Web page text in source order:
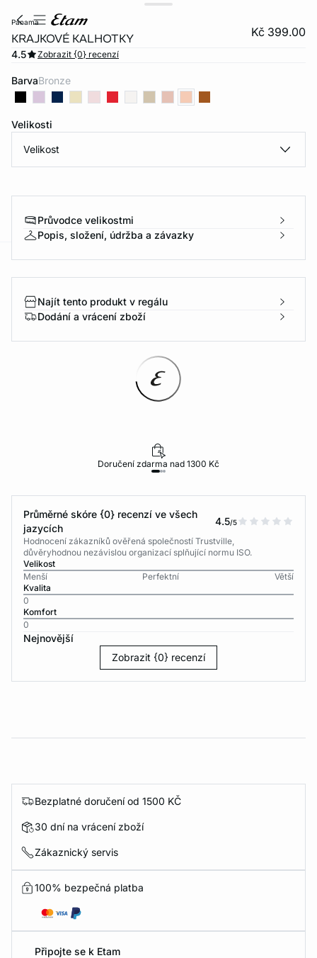
panama
KRAJKOVÉ KALHOTKY Kč 399.00
4.5 Zobrazit {0} recenzí
Barva bronze
Velikosti
Velikost
Průvodce velikostmi
Popis, složení, údržba a závazky
Najít tento produkt v regálu
Dodání a vrácení zboží
Doručení zdarma nad 1300 Kč
Průměrné skóre {0} recenzí ve všech
jazycích
4.5/5
Hodnocení zákazníků ověřená společností Trustville,
důvěryhodnou nezávislou organizací splňující normu ISO.
Velikost
Menší
Perfektní
Větší
Kvalita
0
Komfort
0
Nejnovější
Zobrazit {0} recenzí
Bezplatné doručení od 1500 KČ
30 dní na vrácení zboží
Zákaznický servis
100% bezpečná platba
Připojte se k Etam